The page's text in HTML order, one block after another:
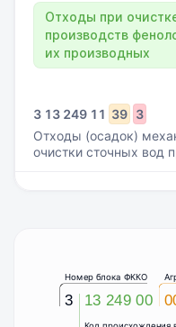
Отходы при
производств
их производных
3 13 249 11 39 3
Отходы (осадок)
очистки сточных вод
3
Номер блока ФККО
13 249 00